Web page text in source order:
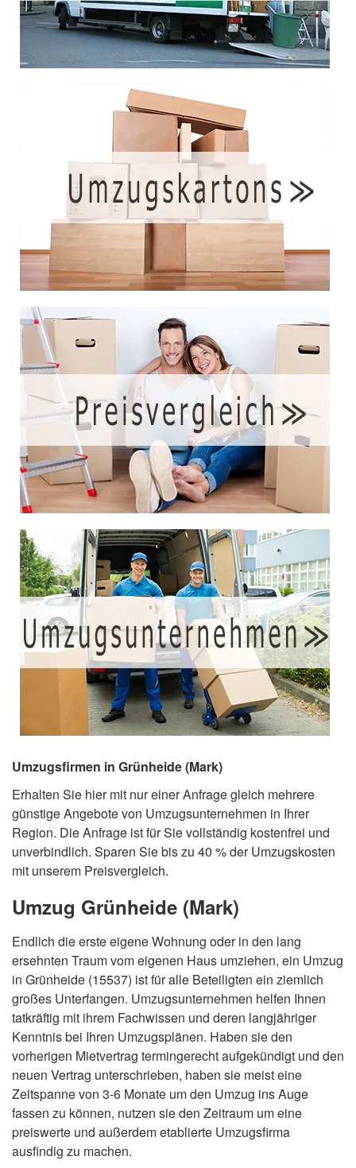
Umzugsfirmen in Grünheide (Mark)
Erhalten Sie hier mit nur einer Anfrage gleich mehrere
günstige Angebote von Umzugsunternehmen in Ihrer
Region. Die Anfrage ist für Sie vollständig kostenfrei und
unverbindlich. Sparen Sie bis zu 40 % der Umzugskosten
mit unserem Preisvergleich.
Umzug Grünheide (Mark)
Endlich die erste eigene Wohnung oder in den lang
ersehnten Traum vom eigenen Haus umziehen, ein Umzug
in Grünheide (15537) ist für alle Beteiligten ein ziemlich
großes Unterfangen. Umzugsunternehmen helfen Ihnen
tatkräftig mit ihrem Fachwissen und deren langjähriger
Kenntnis bei Ihren Umzugsplänen. Haben sie den
vorherigen Mietvertrag termingerecht aufgekündigt und den
neuen Vertrag unterschrieben, haben sie meist eine
Zeitspanne von 3-6 Monate um den Umzug ins Auge
fassen zu können, nutzen sie den Zeitraum um eine
preiswerte und außerdem etablierte Umzugsfirma
ausfindig zu machen.